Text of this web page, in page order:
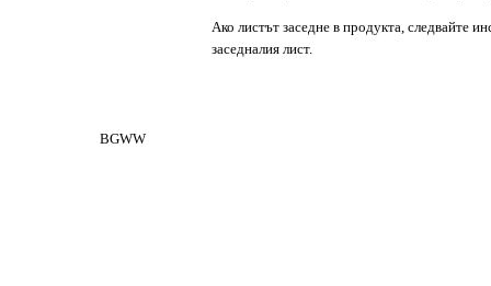
Ако листът заседне в продукта, следвайте
заседналия лист.
BGWW